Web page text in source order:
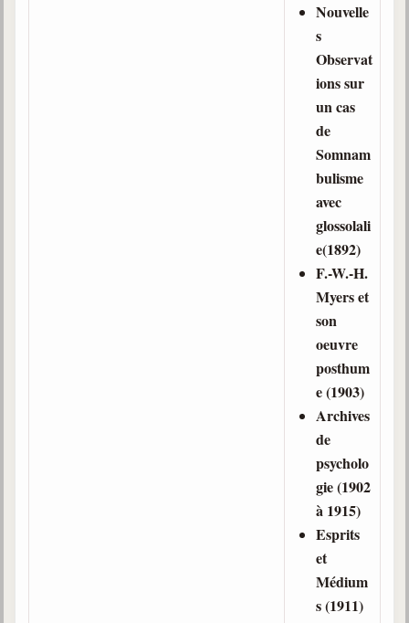
Nouvelle
s
Observat
ions sur
un cas
de
Somnam
bulisme
avec
glossolali
e(1892)
F.-W.-H.
Myers et
son
oeuvre
posthum
e (1903)
Archives
de
psycholo
gie (1902
à 1915)
Esprits
et
Médium
s (1911)